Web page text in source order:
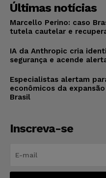
Últimas notícias
Marcello Perino: caso
tutela cautelar e
IA da Anthropic cria
segurança e acende
Especialistas alertam
econômicos da
Brasil
Inscreva-se